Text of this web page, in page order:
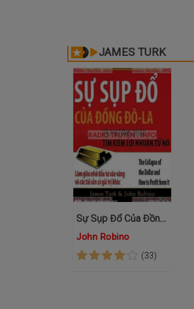
JAMES TURK
Sự Sụp Đổ Của Đồng Đô-La
John Robino
(33)